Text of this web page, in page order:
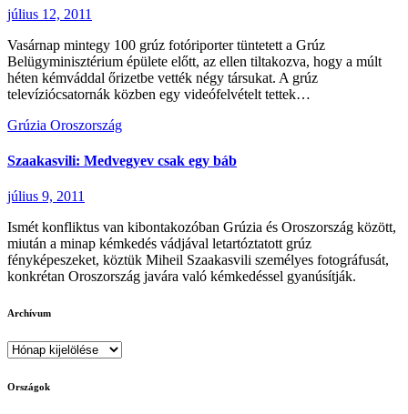
július 12, 2011
Vasárnap mintegy 100 grúz fotóriporter tüntetett a Grúz
Belügyminisztérium épülete előtt, az ellen tiltakozva, hogy a múlt
héten kémváddal őrizetbe vették négy társukat. A grúz
televíziócsatornák közben egy videófelvételt tettek…
Grúzia Oroszország
Szaakasvili: Medvegyev csak egy báb
július 9, 2011
Ismét konfliktus van kibontakozóban Grúzia és Oroszország között,
miután a minap kémkedés vádjával letartóztatott grúz
fényképeszeket, köztük Miheil Szaakasvili személyes fotográfusát,
konkrétan Oroszország javára való kémkedéssel gyanúsítják.
Archívum
Archívum
Országok